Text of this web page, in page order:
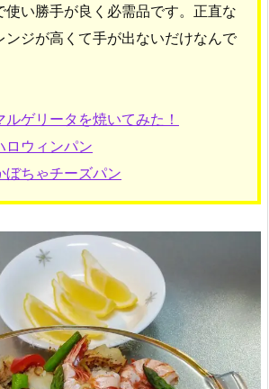
使い勝手が良く必需品です。正直な
ンジが高くて手が出ないだけなんで
ルゲリータを焼いてみた！
ロウィンパン
ぼちゃチーズパン